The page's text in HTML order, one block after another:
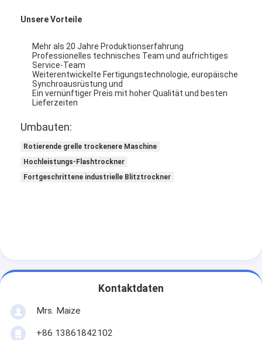
Heißluft Oven Dryer
Horizontaler Band-Mischer
Universalzerkleinerungsmaschine
Superfine Schleifmaschine
v-Art Pulvermischer
IBC-Behälter-Mischmaschine
Industrielle Schleuder
Unsere Vorteile
Mehr als 20 Jahre Produktionserfahrung
Professionelles technisches Team und aufrichtiges
Service-Team
Weiterentwickelte Fertigungstechnologie, europäische
Synchroausrüstung und
Ein vernünftiger Preis mit hoher Qualität und besten
Lieferzeiten
Umbauten:
Rotierende grelle trockenere Maschine
Hochleistungs-Flashtrockner
Fortgeschrittene industrielle Blitztrockner
Kontaktdaten
Mrs. Maize
+86 13861842102